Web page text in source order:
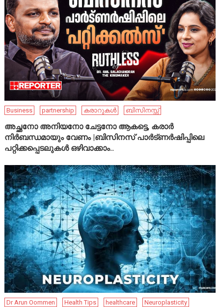
Business partnership കരാറുകൾ ബിസിനസ്സ്
അച്ഛനോ അനിയനോ ചേട്ടനോ ആകട്ടെ, കരാർ
നിർബന്ധമായും വേണം |ബിസിനസ് പാർട്ണർഷിപ്പിലെ
പറ്റിക്കപ്പെടലുകൾ ഒഴിവാക്കാം..
Dr Arun Oommen Health Tips healthcare
Neuroplasticity